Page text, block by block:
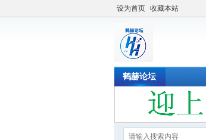
设为首页 收藏本站
鹤赫论坛